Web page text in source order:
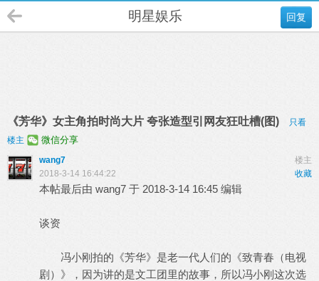
回复
明星娱乐
《芳华》女主角拍时尚大片 夸张造型引网友狂吐槽(图)
只看
楼主
微信分享
楼主
wang7
收藏
2018-3-14 16:44:22
本帖最后由 wang7 于 2018-3-14 16:45 编辑
谈资
冯小刚拍的《芳华》是老一代人们的《致青春（电视
剧）》，因为讲的是文工团里的故事，所以冯小刚这次选